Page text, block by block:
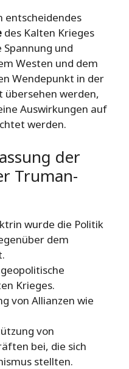
entscheidendes
des Kalten Krieges
und
Westen und dem
Wendepunkt in der
übersehen werden,
Auswirkungen auf
werden.
der
Truman-
wurde die Politik
dem
Krieges.
von Allianzen wie
von
bei, die sich
stellten.